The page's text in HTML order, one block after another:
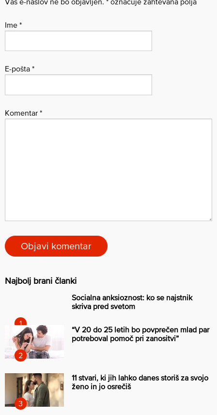
Ime *
E-pošta *
Komentar *
Najbolj brani članki
Socialna anksioznost: ko se najstnik
skriva pred svetom
“V 20 do 25 letih bo povprečen mlad par
potreboval pomoč pri zanositvi”
11 stvari, ki jih lahko danes storiš za svojo
ženo in jo osrečiš